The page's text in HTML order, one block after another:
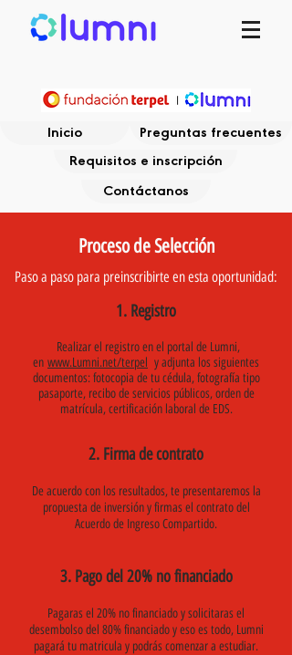
Inicio
Preguntas frecuentes
Requisitos e inscripción
Contáctanos
Proceso de Selección
Paso a paso para preinscribirte en esta oportunidad:
1. Registro
Realizar el registro en el portal de Lumni,
en www.Lumni.net/terpel y adjunta los siguientes
documentos: fotocopia de tu cédula, fotografía tipo
pasaporte, recibo de servicios públicos, orden de
matrícula, certificación laboral de EDS.
2. Firma de contrato
De acuerdo con los resultados, te presentaremos la
propuesta de inversión y firmas el contrato del
Acuerdo de Ingreso Compartido.
3. Pago del 20% no financiado
Pagaras el 20% no financiado y solicitaras el
desembolso del 80% financiado y eso es todo, Lumni
pagará tu matricula y podrás comenzar a estudiar.